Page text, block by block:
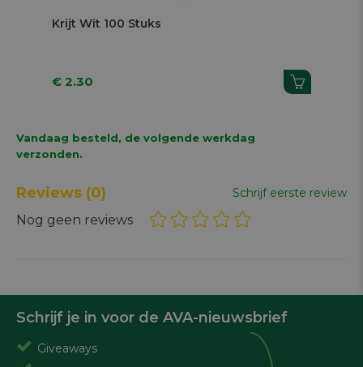
Krijt Wit 100 Stuks
€ 2.30
Vandaag besteld, de volgende werkdag
verzonden.
Reviews (0) Schrijf eerste review
Nog geen reviews
Schrijf je in voor de AVA-nieuwsbrief
Giveaways